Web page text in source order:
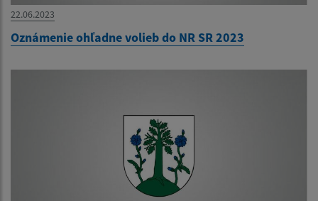
22.06.2023
Oznámenie ohľadne volieb do NR SR 2023